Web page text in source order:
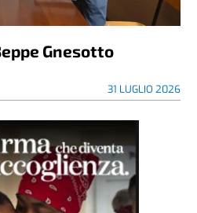
Gnesotto
31 LUGLIO 2026